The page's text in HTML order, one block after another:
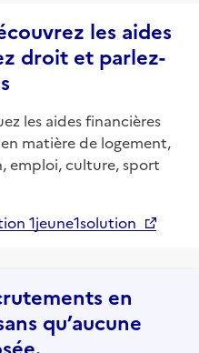
les aides
droit et parlez-
les aides financières
matière de logement,
emploi, culture, sport
1jeune1solution
en
qu’aucune